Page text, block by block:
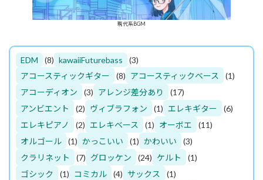
現代系BGM
EDM (8) kawaiiFuturebass
(3)
アコースティックギター
(8) アコースティックベース
(1)
アコーディオン
(3) アレンジ差分あり
(17)
アンビエント
(2) ヴィブラフォン (1) エレキギター
(6)
エレキピアノ
(2) エレキベース (1) オーボエ
(11)
オルゴール
(1) かっこいい (1) かわいい
(3)
クラリネット
(7) グロッケン (24) ケルト
(1)
ゴシック
(1) コミカル (4) サックス
(1)